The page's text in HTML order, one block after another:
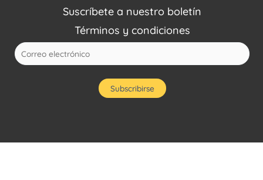
Suscríbete a nuestro boletín
Términos y condiciones